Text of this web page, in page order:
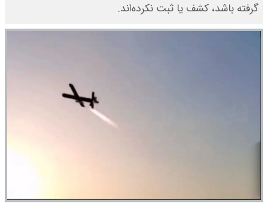
گرفته باشد، کشف یا ثبت نکرده‌اند.